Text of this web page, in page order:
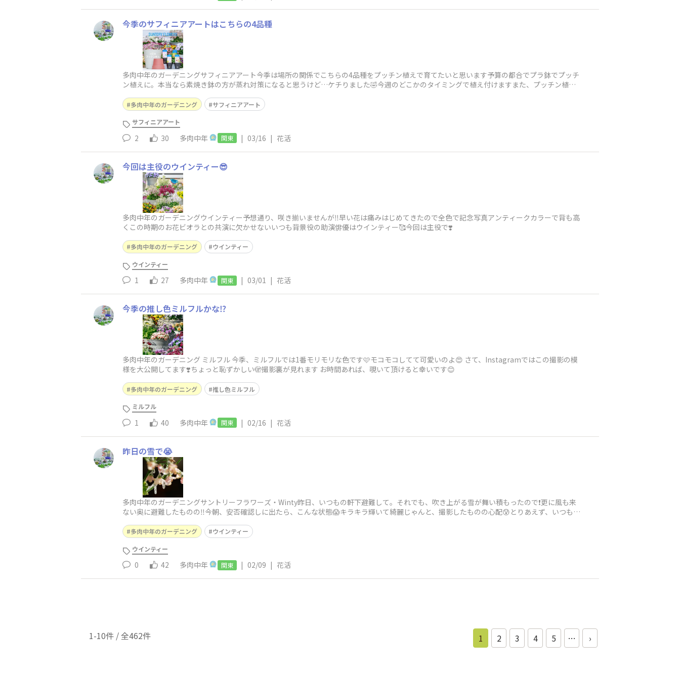
今季のサフィニアアートはこちらの4品種
多肉中年のガーデニングサフィニアアート今季は場所の関係でこちらの4品種をプッチン植えで育てたいと思います予算の都合でプラ鉢でプッチ
ン植えに。本当なら素焼き鉢の方が蒸れ対策になると思うけど…ケチりました🤣今週のどこかのタイミングで植え付けますまた、プッチン植え
多肉中年のガーデニング サフィニアアート
サフィニアアート
2 30 多肉中年 関東 | 03/16 | 花活
今回は主役のウインティー😎
多肉中年のガーデニングウインティー予想通り、咲き揃いませんが‼️早い花は痛みはじめてきたので全色で記念写真アンティークカラーで背も高
くこの時期のお花ビオラとの共演に欠かせないいつも背景役の助演俳優はウインティー🥰今回は主役で❣️
多肉中年のガーデニング ウインティー
ウインティー
1 27 多肉中年 関東 | 03/01 | 花活
今季の推し色ミルフルかな⁉️
多肉中年のガーデニング ミルフル 今季、ミルフルでは1番モリモリな色です🩷モコモコしてて可愛いのよ😍 さて、Instagramではこの撮影の模
様を大公開してます❣️ちょっと恥ずかしい🫣撮影裏が見れます お時間あれば、覗いて頂けると幸いです😊
多肉中年のガーデニング 推し色ミルフル
ミルフル
1 40 多肉中年 関東 | 02/16 | 花活
昨日の雪で😭
多肉中年のガーデニングサントリーフラワーズ・Winty昨日、いつもの軒下避難して。それでも、吹き上がる雪が舞い積もったので❗️更に風も来
ない奥に避難したものの‼️今朝、安否確認しに出たら、こんな状態😱キラキラ輝いて綺麗じゃんと、撮影したものの心配😰とりあえず、いつもの
多肉中年のガーデニング ウインティー
ウインティー
0 42 多肉中年 関東 | 02/09 | 花活
1-10件 / 全462件 1 2 3 4 5 … ›